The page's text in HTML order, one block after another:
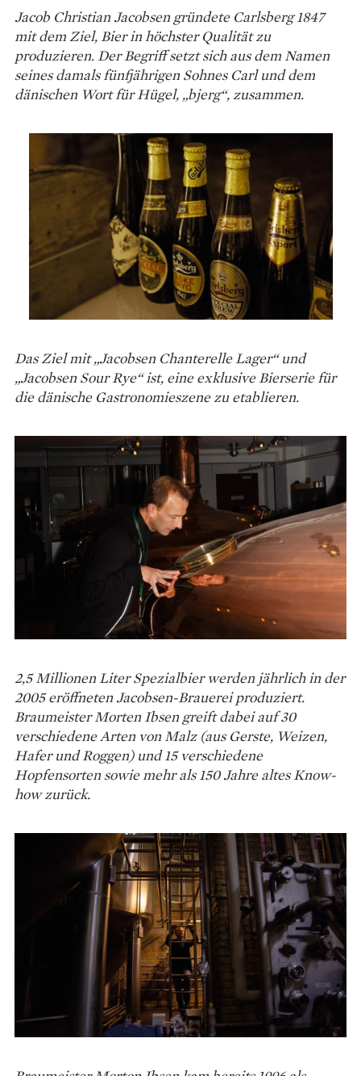
Jacob Christian Jacobsen gründete Carlsberg 1847
mit dem Ziel, Bier in höchster Qualität zu
produzieren. Der Begriff setzt sich aus dem Namen
seines damals fünfjährigen Sohnes Carl und dem
dänischen Wort für Hügel, „bjerg“, zusammen.
Das Ziel mit „Jacobsen Chanterelle Lager“ und
„Jacobsen Sour Rye“ ist, eine exklusive Bierserie für
die dänische Gastronomieszene zu etablieren.
2,5 Millionen Liter Spezialbier werden jährlich in der
2005 eröffneten Jacobsen-Brauerei produziert.
Braumeister Morten Ibsen greift dabei auf 30
verschiedene Arten von Malz (aus Gerste, Weizen,
Hafer und Roggen) und 15 verschiedene
Hopfensorten sowie mehr als 150 Jahre altes Know-
how zurück.